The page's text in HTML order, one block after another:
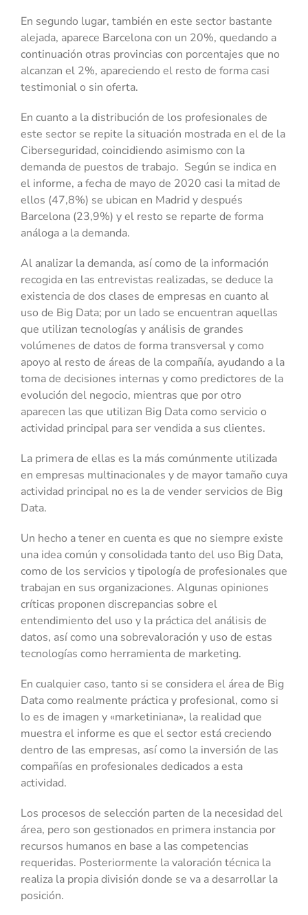
En segundo lugar, también en este sector bastante
alejada, aparece Barcelona con un 20%, quedando a
continuación otras provincias con porcentajes que no
alcanzan el 2%, apareciendo el resto de forma casi
testimonial o sin oferta.
En cuanto a la distribución de los profesionales de
este sector se repite la situación mostrada en el de la
Ciberseguridad, coincidiendo asimismo con la
demanda de puestos de trabajo. Según se indica en
el informe, a fecha de mayo de 2020 casi la mitad de
ellos (47,8%) se ubican en Madrid y después
Barcelona (23,9%) y el resto se reparte de forma
análoga a la demanda.
Al analizar la demanda, así como de la información
recogida en las entrevistas realizadas, se deduce la
existencia de dos clases de empresas en cuanto al
uso de Big Data; por un lado se encuentran aquellas
que utilizan tecnologías y análisis de grandes
volúmenes de datos de forma transversal y como
apoyo al resto de áreas de la compañía, ayudando a la
toma de decisiones internas y como predictores de la
evolución del negocio, mientras que por otro
aparecen las que utilizan Big Data como servicio o
actividad principal para ser vendida a sus clientes.
La primera de ellas es la más comúnmente utilizada
en empresas multinacionales y de mayor tamaño cuya
actividad principal no es la de vender servicios de Big
Data.
Un hecho a tener en cuenta es que no siempre existe
una idea común y consolidada tanto del uso Big Data,
como de los servicios y tipología de profesionales que
trabajan en sus organizaciones. Algunas opiniones
críticas proponen discrepancias sobre el
entendimiento del uso y la práctica del análisis de
datos, así como una sobrevaloración y uso de estas
tecnologías como herramienta de marketing.
En cualquier caso, tanto si se considera el área de Big
Data como realmente práctica y profesional, como si
lo es de imagen y «marketiniana», la realidad que
muestra el informe es que el sector está creciendo
dentro de las empresas, así como la inversión de las
compañías en profesionales dedicados a esta
actividad.
Los procesos de selección parten de la necesidad del
área, pero son gestionados en primera instancia por
recursos humanos en base a las competencias
requeridas. Posteriormente la valoración técnica la
realiza la propia división donde se va a desarrollar la
posición.